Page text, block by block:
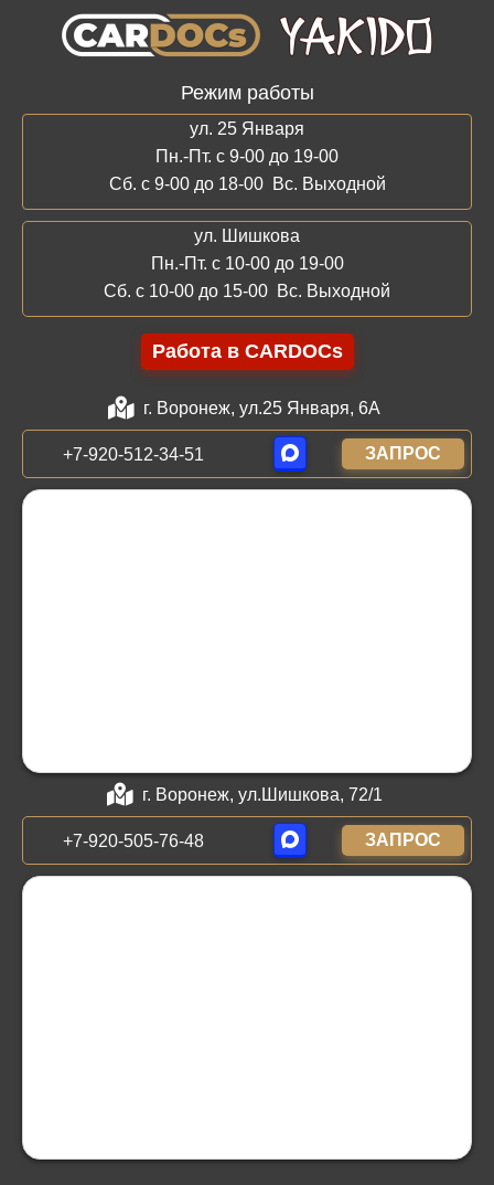
Режим работы
ул. 25 Января
Пн.-Пт. с 9-00 до 19-00
Сб. с 9-00 до 18-00 Вс. Выходной
ул. Шишкова
Пн.-Пт. с 10-00 до 19-00
Сб. с 10-00 до 15-00 Вс. Выходной
Работа в CARDOCs
г. Воронеж, ул.25 Января, 6А
+7-920-512-34-51 ЗАПРОС
г. Воронеж, ул.Шишкова, 72/1
+7-920-505-76-48 ЗАПРОС